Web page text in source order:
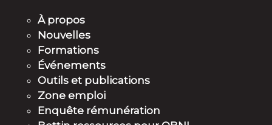
À propos
Nouvelles
Formations
Événements
Outils et publications
Zone emploi
Enquête rémunération